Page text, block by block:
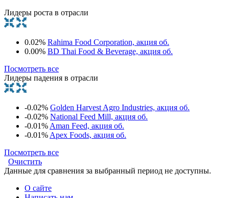
Лидеры роста в отрасли
0.02% Rahima Food Corporation, акция об.
0.00% BD Thai Food & Beverage, акция об.
Посмотреть все
Лидеры падения в отрасли
-0.02% Golden Harvest Agro Industries, акция об.
-0.02% National Feed Mill, акция об.
-0.01% Aman Feed, акция об.
-0.01% Apex Foods, акция об.
Посмотреть все
Очистить
Данные для сравнения за выбранный период не доступны.
О сайте